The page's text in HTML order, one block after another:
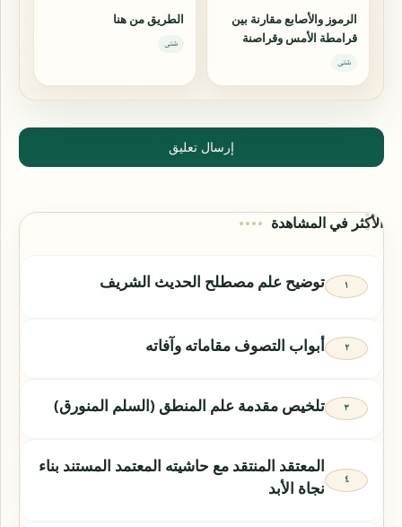
الرموز والأصابع مقارنة بين
قرامطة الأمس وقراصنة
اليوم
شتى
الطريق من هنا
شتى
إرسال تعليق
الأكثر في المشاهدة
توضيح علم مصطلح الحديث الشريف
أبواب التصوف مقاماته وآفاته
تلخيص مقدمة علم المنطق (السلم المنورق)
المعتقد المنتقد مع حاشيته المعتمد المستند بناء
نجاة الأبد